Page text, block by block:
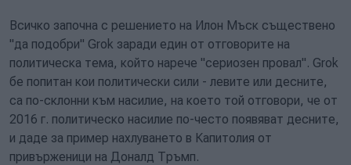
Всичко започна с решението на Илон Мъск съществено
"да подобри" Grok заради един от отговорите на
политическа тема, който нарече "сериозен провал". Grok
бе попитан кои политически сили - левите или десните,
са по-склонни към насилие, на което той отговори, че от
2016 г. политическо насилие по-често появяват десните,
и даде за пример нахлуването в Капитолия от
привърженици на Доналд Тръмп.